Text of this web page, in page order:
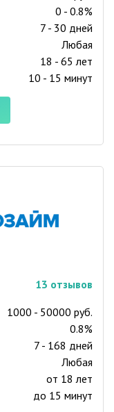
0 - 0.8%
7 - 30 дней
Любая
18 - 65 лет
10 - 15 минут
13 отзывов
1000 - 50000 руб.
0.8%
7 - 168 дней
Любая
от 18 лет
до 15 минут